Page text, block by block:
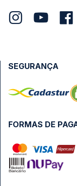
FORMAS DE
SEGURANÇA